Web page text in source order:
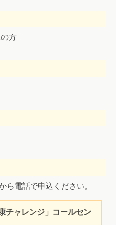
方
ら電話で申込ください。
チャレンジ」コールセン